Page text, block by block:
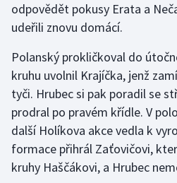
Gymnastika
Jezdectví
Judo
Krasobruslení
odpovědět pokusy Erata a
udeřili znovu domácí.
Polanský prokličkoval do
kruhu uvolnil Krajíčka, jenž
tyči. Hrubec si pak poradil se
prodral po pravém křídle. V
další Holíkova akce vedla k
formace přihrál Zaťovičovi,
kruhy Haščákovi, a Hrubec